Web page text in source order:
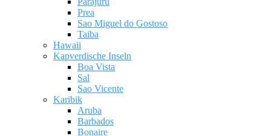
Prea
Sao Miguel do Gostoso
Taiba
Hawaii
Kapverdische Inseln
Boa Vista
Sal
Sao Vicente
Karibik
Aruba
Barbados
Bonaire